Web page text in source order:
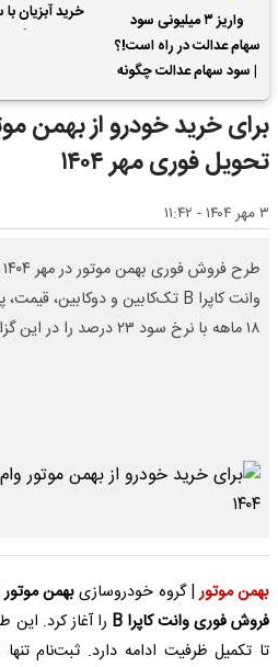
واریز ۳ میلیونی سود
سهام عدالت در راه است!؟
| سود سهام عدالت چگونه
محاسبه می شود؟
خرید آبزیان
برای خرید خودرو از بهمن
تحویل فوری مهر ۱۴۰۴
۳ مهر ۱۴۰۴ - ۱۱:۴۲
۱۸ ماهه با نرخ سود ۲۳ درصد را در این گزارش بخوانید.
بهمن موتور| گروه خودروسازیبهمن موتور
فروش فوری وانت کاپرا B
تا تکمیل ظرفیت ادامه دارد. ثبت‌نام